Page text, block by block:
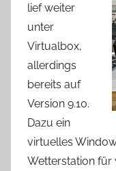
lief weiter
unter
Virtualbox,
allerdings
bereits auf
Version 9.10.
Dazu ein
virtuelles
Wetterstation für